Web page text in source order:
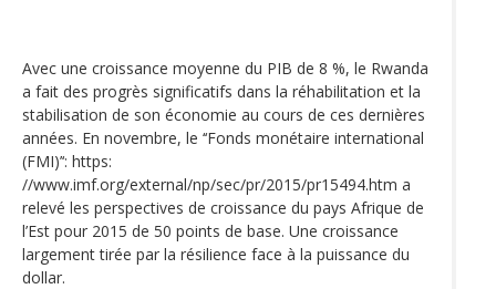
Avec une croissance moyenne du PIB de 8 %, le Rwanda
a fait des progrès significatifs dans la réhabilitation et la
stabilisation de son économie au cours de ces dernières
années. En novembre, le ‘‘Fonds monétaire international
(FMI)’‘: https:
//www.imf.org/external/np/sec/pr/2015/pr15494.htm a
relevé les perspectives de croissance du pays Afrique de
l’Est pour 2015 de 50 points de base. Une croissance
largement tirée par la résilience face à la puissance du
dollar.